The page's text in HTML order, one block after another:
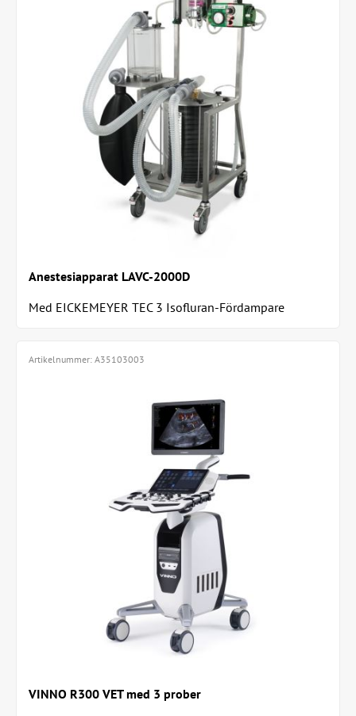
Anestesiapparat LAVC-2000D
Med EICKEMEYER TEC 3 Isofluran-Fördampare
VINNO R300 VET med 3 prober
Artikelnummer: A35103003